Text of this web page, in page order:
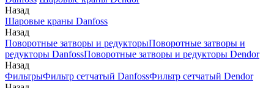
Назад
Шаровые краны Danfoss
Назад
Поворотные затворы и редукторыПоворотные затворы и
редукторы DanfossПоворотные затворы и редукторы Dendor
Назад
ФильтрыФильтр сетчатый DanfossФильтр сетчатый Dendor